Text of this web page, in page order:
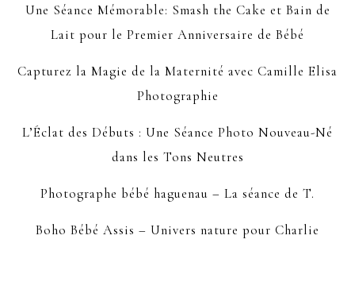
Une Séance Mémorable: Smash the Cake et Bain de
Lait pour le Premier Anniversaire de Bébé
Capturez la Magie de la Maternité avec Camille Elisa
Photographie
L’Éclat des Débuts : Une Séance Photo Nouveau-Né
dans les Tons Neutres
Photographe bébé haguenau – La séance de T.
Boho Bébé Assis – Univers nature pour Charlie